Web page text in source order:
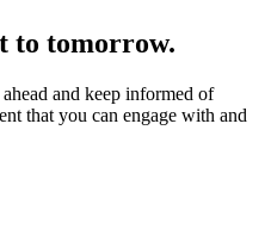
to tomorrow.
and keep informed of
that you can engage with and